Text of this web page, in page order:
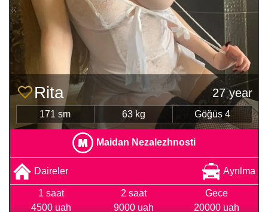
Rita 27 year
171 sm 63 kg Göğüs 4
Maidan Nezalezhnosti
Daireler Ayrılma
1 saat
4500 uah
2 saat
9000 uah
Gece
20000 uah